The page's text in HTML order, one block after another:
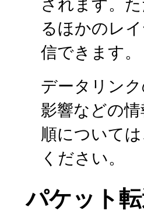
るほかのレ
信できます。
データリン
影響などの
順については
ください。
パケット